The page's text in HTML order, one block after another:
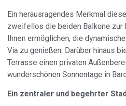
Ein herausragendes Merkmal
zweifellos die beiden Balkone zur
Ihnen ermöglichen, die
Via zu genießen. Darüber hinaus
Terrasse einen privaten
wunderschönen Sonnentage in
Ein zentraler und begehrter